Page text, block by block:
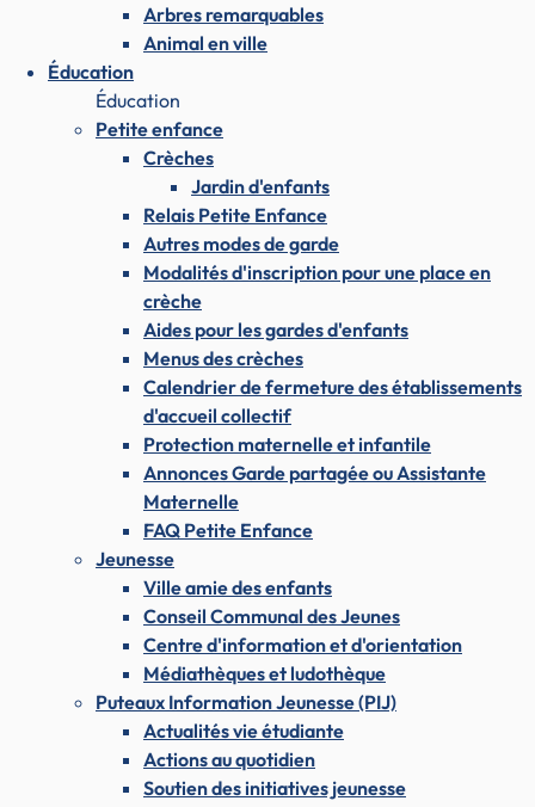
Arbres remarquables
Animal en ville
Éducation
Éducation
Petite enfance
Crèches
Jardin d'enfants
Relais Petite Enfance
Autres modes de garde
Modalités d'inscription pour une place en
crèche
Aides pour les gardes d'enfants
Menus des crèches
Calendrier de fermeture des établissements
d'accueil collectif
Protection maternelle et infantile
Annonces Garde partagée ou Assistante
Maternelle
FAQ Petite Enfance
Jeunesse
Ville amie des enfants
Conseil Communal des Jeunes
Centre d'information et d'orientation
Médiathèques et ludothèque
Puteaux Information Jeunesse (PIJ)
Actualités vie étudiante
Actions au quotidien
Soutien des initiatives jeunesse